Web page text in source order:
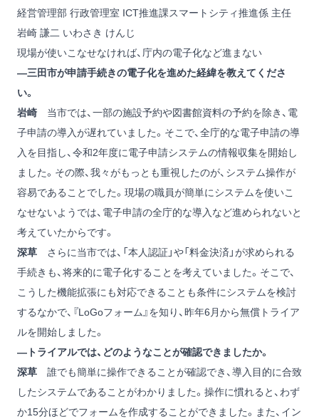
経営管理部 行政管理室 ICT推進課スマートシティ推進係 主任
岩崎 謙二 いわさき けんじ
現場が使いこなせなければ、庁内の電子化など進まない
―三田市が申請手続きの電子化を進めた経緯を教えてくださ
い。
岩崎 当市では、一部の施設予約や図書館資料の予約を除き、電
子申請の導入が遅れていました。そこで、全庁的な電子申請の導
入を目指し、令和2年度に電子申請システムの情報収集を開始し
ました。その際、我々がもっとも重視したのが、システム操作が
容易であることでした。現場の職員が簡単にシステムを使いこ
なせないようでは、電子申請の全庁的な導入など進められないと
考えていたからです。
深草 さらに当市では、「本人認証」や「料金決済」が求められる
手続きも、将来的に電子化することを考えていました。そこで、
こうした機能拡張にも対応できることも条件にシステムを検討
するなかで、『LoGoフォーム』を知り、昨年6月から無償トライア
ルを開始しました。
―トライアルでは、どのようなことが確認できましたか。
深草 誰でも簡単に操作できることが確認でき、導入目的に合致
したシステムであることがわかりました。操作に慣れると、わず
か15分ほどでフォームを作成することができました。また、イン